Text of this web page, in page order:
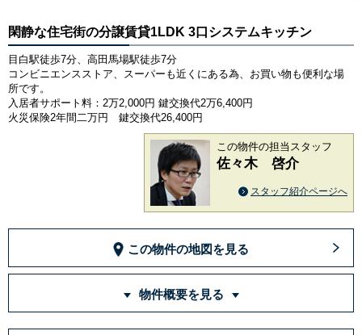
閑静な住宅街の分譲賃貸1LDK 3口システムキッチン
目白駅徒歩7分、高田馬場駅徒歩7分
コンビニエンスストア、スーパーも近くにある為、お買い物も便利な場
所です。
入居者サポート料：2万2,000円 鍵交換代2万6,400円
火災保険2年間二万円 鍵交換代26,400円
この物件の担当スタッフ
佐々木 啓介
スタッフ紹介ページへ
この物件の地図を見る
物件概要を見る